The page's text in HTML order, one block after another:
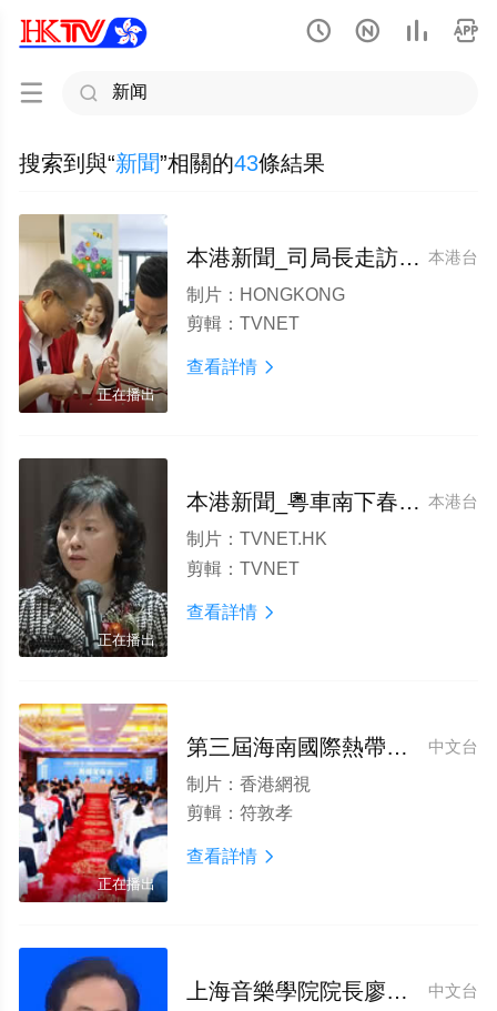
   
 
搜索到與“新聞”相關的43條結果
正在播出
本港台
本港新聞_司局長走訪多區與市民共慶新春
制片： HONGKONG
剪輯： TVNET
查看詳情 
正在播出
本港台
本港新聞_粵車南下春節預約出行情況理想
制片： TVNET.HK
剪輯： TVNET
查看詳情 
正在播出
中文台
第三屆海南國際熱帶食材供應鏈博覽會新聞發布會召開
制片： 香港網視
剪輯： 符敦孝
查看詳情 
中文台
上海音樂學院院長廖昌永_首屆全球國際音樂家比賽新聞發布會